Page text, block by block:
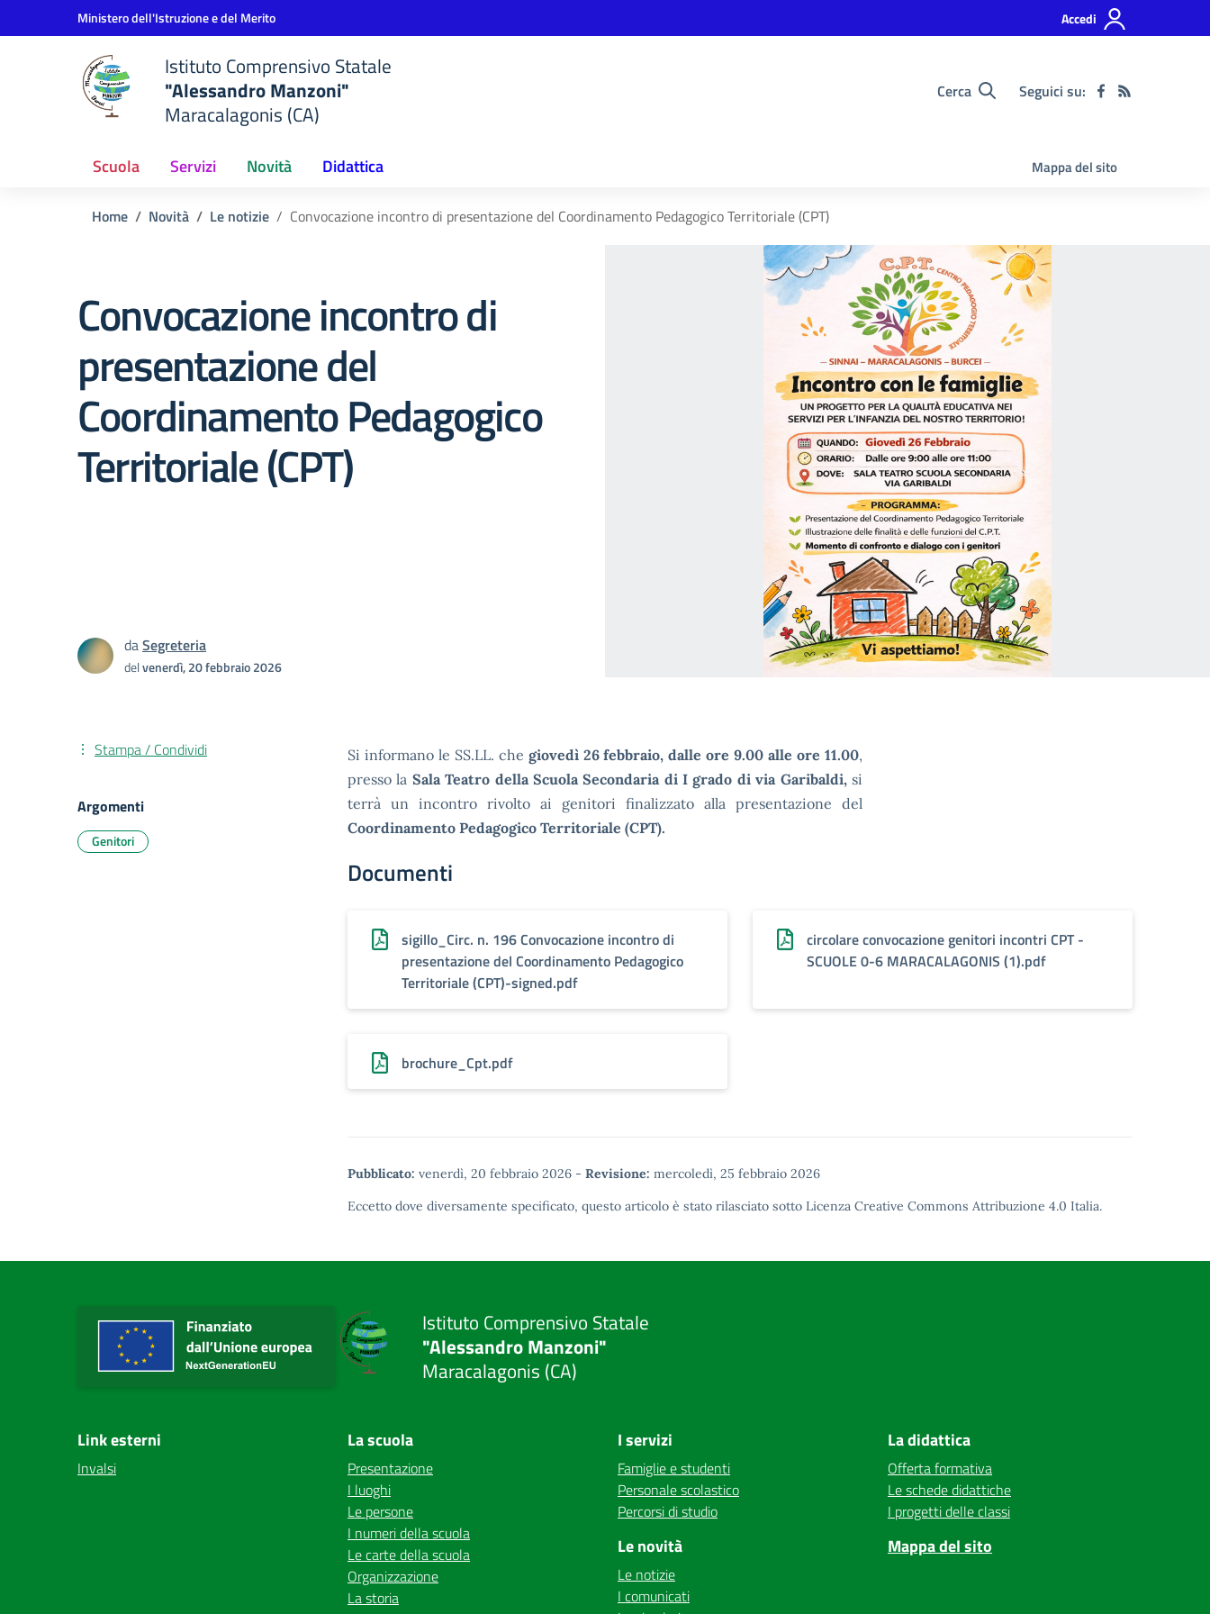
Vai ai contenuti
Vai al menu di navigazioneMinistero dell'Istruzione e del Merito Accedi
Istituto Comprensivo Statale
"Alessandro Manzoni"
Maracalagonis (CA)
Cerca Seguici su:
Scuola Servizi Novità Didattica Mappa del sito
Home Novità Le notizie Convocazione incontro di presentazione del Coordinamento Pedagogico Territoriale (CPT)
Convocazione incontro di
presentazione del
Coordinamento Pedagogico
Territoriale (CPT)
daSegreteria
delvenerdì, 20 febbraio 2026
Si informano le SS.LL. che giovedì 26 febbraio, dalle ore 9.00 alle ore 11.00,
presso la Sala Teatro della Scuola Secondaria di I grado di via Garibaldi,si
terrà un incontro rivolto ai genitori finalizzato alla presentazione del
Coordinamento Pedagogico Territoriale (CPT).
Documenti
sigillo_Circ. n. 196 Convocazione incontro di
presentazione del Coordinamento Pedagogico
Territoriale (CPT)-signed.pdf
circolare convocazione genitori incontri CPT -
SCUOLE 0-6 MARACALAGONIS (1).pdf
brochure_Cpt.pdf
Pubblicato: venerdì, 20 febbraio 2026 - Revisione: mercoledì, 25 febbraio 2026
Eccetto dove diversamente specificato, questo articolo è stato rilasciato sotto Licenza Creative Commons Attribuzione 4.0 Italia.
Stampa / Condividi
Argomenti
Genitori
Istituto Comprensivo Statale
"Alessandro Manzoni"
Maracalagonis (CA)
Link esterni
Invalsi
La scuola
Presentazione
I luoghi
Le persone
I numeri della scuola
Le carte della scuola
Organizzazione
La storia
I servizi
Famiglie e studenti
Personale scolastico
Percorsi di studio
Le novità
Le notizie
I comunicati
La didattica
Offerta formativa
Le schede didattiche
I progetti delle classi
Mappa del sito